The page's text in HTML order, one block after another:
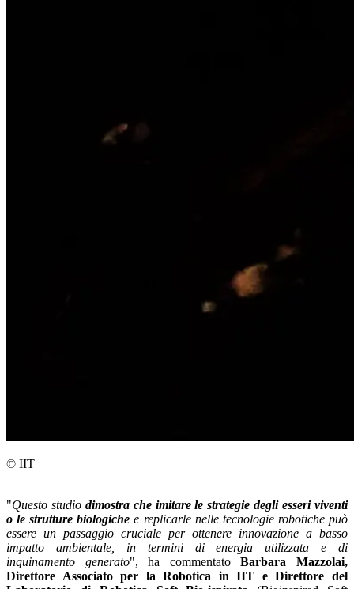
© IIT
"Questo studio dimostra che imitare le strategie degli esseri viventi
o le strutture biologiche e replicarle nelle tecnologie robotiche può
essere un passaggio cruciale per ottenere innovazione a basso
impatto ambientale, in termini di energia utilizzata e di
inquinamento generato", ha commentatoBarbara Mazzolai,
Direttore Associato per la Robotica in IIT e Direttore del